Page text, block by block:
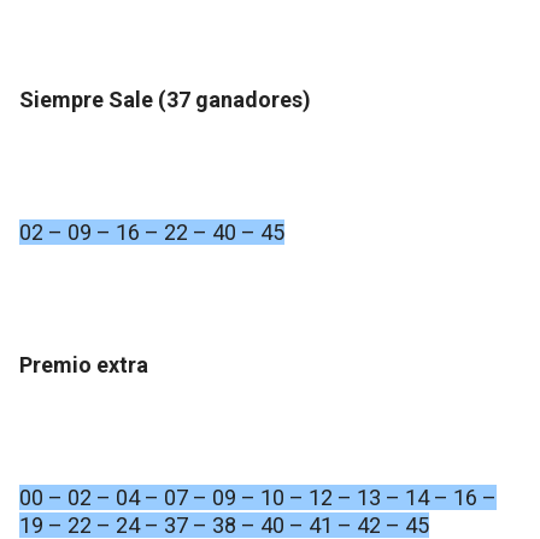
Siempre Sale (37 ganadores)
02 – 09 – 16 – 22 – 40 – 45
Premio extra
00 – 02 – 04 – 07 – 09 – 10 – 12 – 13 – 14 – 16 –
19 – 22 – 24 – 37 – 38 – 40 – 41 – 42 – 45